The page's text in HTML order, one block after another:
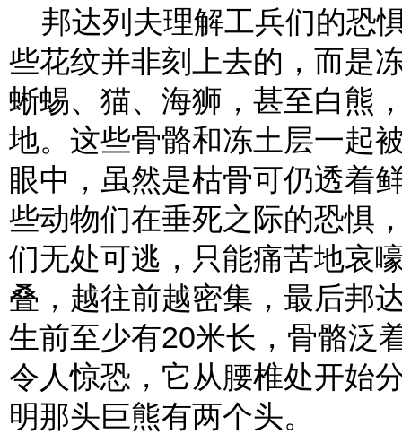
邦达列夫理解工兵们的恐
些花纹并非刻上去的，而是
蜥蜴、猫、海狮，甚至白熊
地。这些骨骼和冻土层一起
眼中，虽然是枯骨可仍透着
些动物们在垂死之际的恐惧
们无处可逃，只能痛苦地哀
叠，越往前越密集，最后邦
生前至少有20米长，骨骼泛
令人惊恐，它从腰椎处开始
明那头巨熊有两个头。